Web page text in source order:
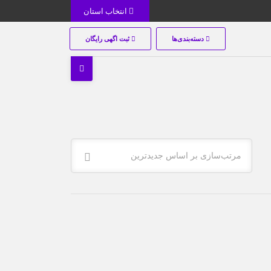
دسته‌بندی‌ها ثبت اگهی رایگان
مرتب‌سازی بر اساس جدیدترین